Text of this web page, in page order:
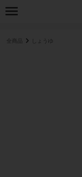
全商品 しょうゆ